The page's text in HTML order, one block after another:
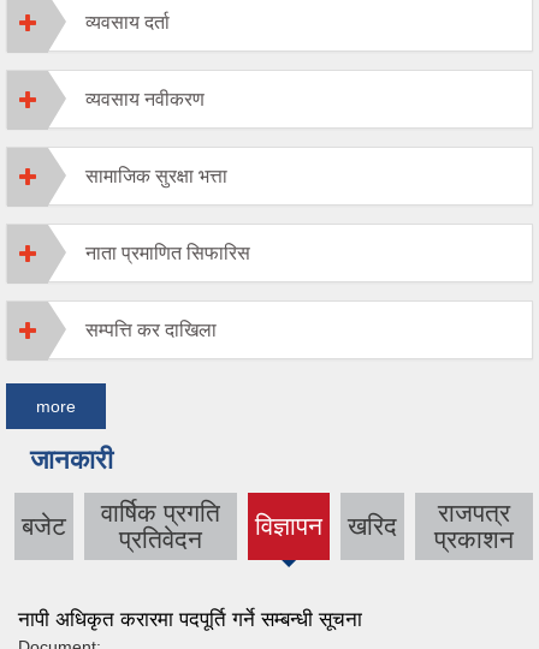
व्यवसाय दर्ता
व्यवसाय नवीकरण
सामाजिक सुरक्षा भत्ता
नाता प्रमाणित सिफारिस
सम्पत्ति कर दाखिला
more
जानकारी
बजेट
वार्षिक प्रगति
प्रतिवेदन
विज्ञापन
(active
tab)
खरिद
राजपत्र
प्रकाशन
नापी अधिकृत करारमा पदपूर्ति गर्ने सम्बन्धी सूचना